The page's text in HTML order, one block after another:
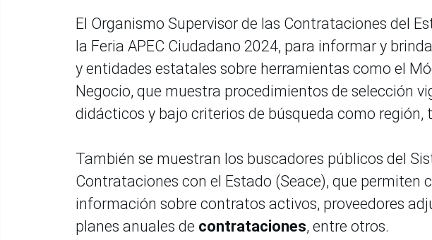
El Organismo Supervisor de las Contrataciones del
la Feria APEC Ciudadano 2024, para informar y
y entidades estatales sobre herramientas como el
Negocio, que muestra procedimientos de selección
didácticos y bajo criterios de búsqueda como región,
También se muestran los buscadores públicos del
Contrataciones con el Estado (Seace), que permiten
información sobre contratos activos, proveedores
planes anuales de contrataciones, entre otros.